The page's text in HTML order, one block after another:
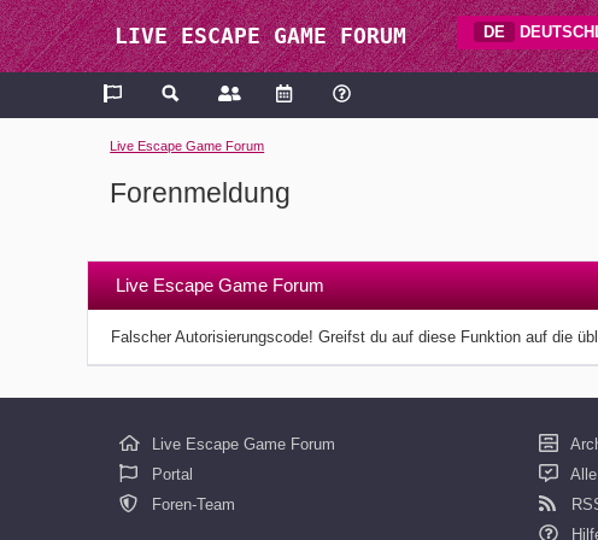
LIVE ESCAPE GAME FORUM DE
Live Escape Game Forum
Forenmeldung
Live Escape Game Forum
Falscher Autorisierungscode! Greifst du auf diese Funktion auf die
Live Escape Game Forum
Portal
Foren-Team